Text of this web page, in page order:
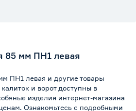
85 мм ПН1 левая
ПН1 левая и другие товары
и ворот доступны в
изделия интернет-магазина
Ознакомьтесь с подробными